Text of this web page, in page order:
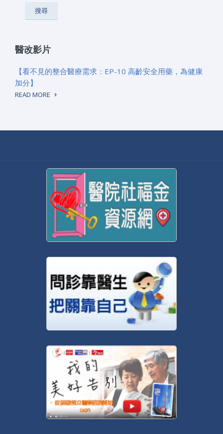
醫改影片
【看不見的整合醫療需求：EP-10 高齡安全用藥，為健康
加分】
READ MORE